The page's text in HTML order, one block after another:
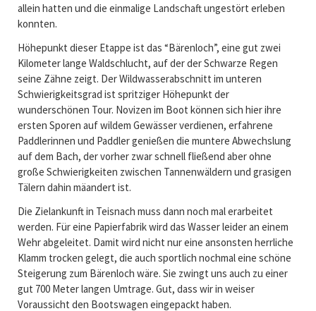
allein hatten und die einmalige Landschaft ungestört erleben
konnten.
Höhepunkt dieser Etappe ist das “Bärenloch”, eine gut zwei
Kilometer lange Waldschlucht, auf der der Schwarze Regen
seine Zähne zeigt. Der Wildwasserabschnitt im unteren
Schwierigkeitsgrad ist spritziger Höhepunkt der
wunderschönen Tour. Novizen im Boot können sich hier ihre
ersten Sporen auf wildem Gewässer verdienen, erfahrene
Paddlerinnen und Paddler genießen die muntere Abwechslung
auf dem Bach, der vorher zwar schnell fließend aber ohne
große Schwierigkeiten zwischen Tannenwäldern und grasigen
Tälern dahin mäandert ist.
Die Zielankunft in Teisnach muss dann noch mal erarbeitet
werden. Für eine Papierfabrik wird das Wasser leider an einem
Wehr abgeleitet. Damit wird nicht nur eine ansonsten herrliche
Klamm trocken gelegt, die auch sportlich nochmal eine schöne
Steigerung zum Bärenloch wäre. Sie zwingt uns auch zu einer
gut 700 Meter langen Umtrage. Gut, dass wir in weiser
Voraussicht den Bootswagen eingepackt haben.